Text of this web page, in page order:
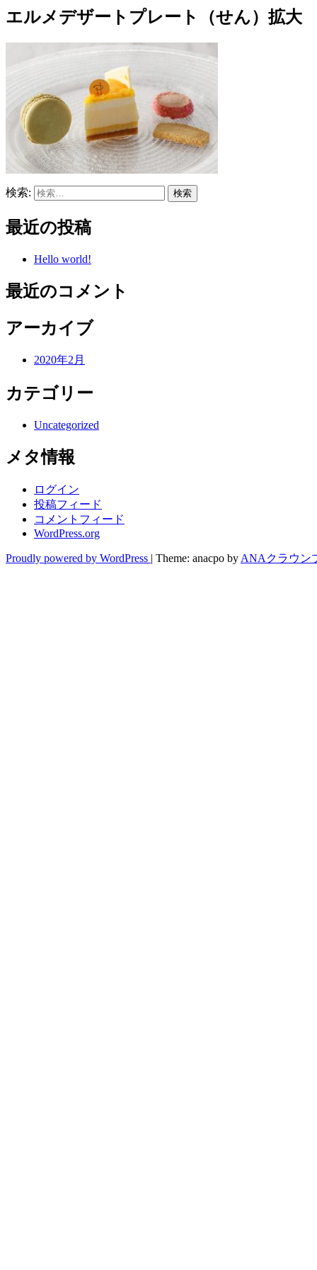
エルメデザートプレート（せん）拡大
検索:
最近の投稿
Hello world!
最近のコメント
アーカイブ
2020年2月
カテゴリー
Uncategorized
メタ情報
ログイン
投稿フィード
コメントフィード
WordPress.org
Proudly powered by WordPress | Theme: anacpo by ANAクラウン